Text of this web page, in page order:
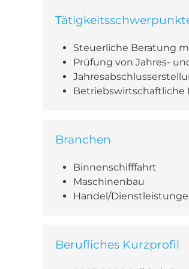
Steuerliche Beratung
Prüfung von Jahres-
Betriebswirtschaftliche
Branchen
Binnenschifffahrt
Maschinenbau
Handel/
Berufliches Kurzprofil